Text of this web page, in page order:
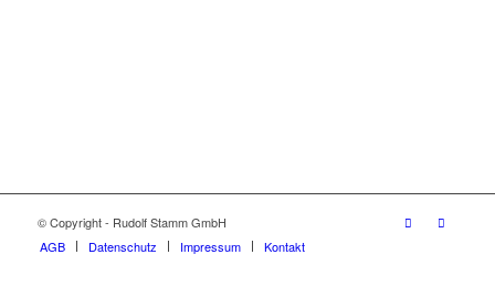
© Copyright - Rudolf Stamm GmbH
AGB
Datenschutz Impressum Kontakt